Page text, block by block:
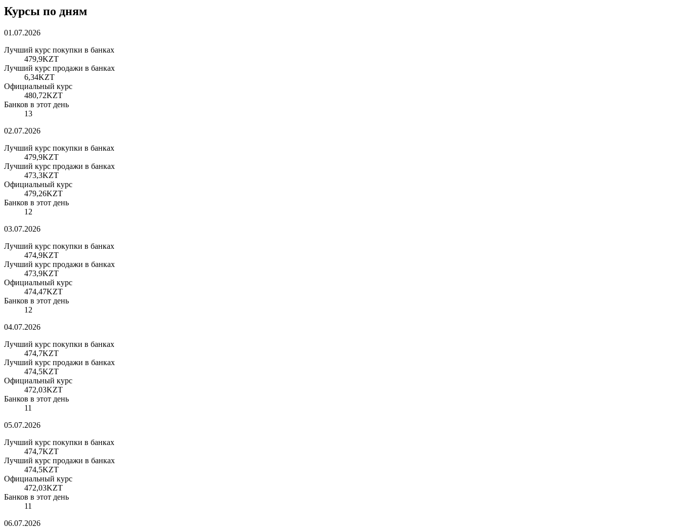
Курсы по дням
01.07.2026
Лучший курс покупки в банках
479,9KZT
Лучший курс продажи в банках
6,34KZT
Официальный курс
480,72KZT
Банков в этот день
13
02.07.2026
Лучший курс покупки в банках
479,9KZT
Лучший курс продажи в банках
473,3KZT
Официальный курс
479,26KZT
Банков в этот день
12
03.07.2026
Лучший курс покупки в банках
474,9KZT
Лучший курс продажи в банках
473,9KZT
Официальный курс
474,47KZT
Банков в этот день
12
04.07.2026
Лучший курс покупки в банках
474,7KZT
Лучший курс продажи в банках
474,5KZT
Официальный курс
472,03KZT
Банков в этот день
11
05.07.2026
Лучший курс покупки в банках
474,7KZT
Лучший курс продажи в банках
474,5KZT
Официальный курс
472,03KZT
Банков в этот день
11
06.07.2026